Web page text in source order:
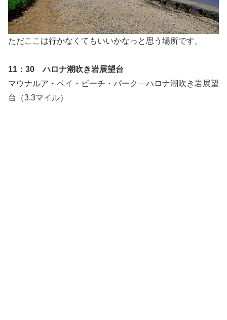
ただここは行かなくてもいいかなっと思う場所です。
11：30 ハロナ潮吹き岩展望台
マウナルア・ベイ・ビーチ・パーク―ハロナ潮吹き岩展望
台（3.3マイル）